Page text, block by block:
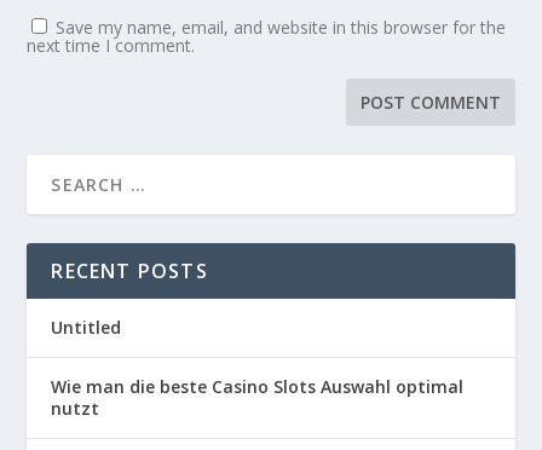
Save my name, email, and website in this browser for the
next time I comment.
RECENT POSTS
Untitled
Wie man die beste Casino Slots Auswahl optimal
nutzt